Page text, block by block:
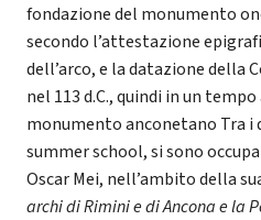
fondazione del monumento
secondo l’attestazione
dell’arco, e la datazione della
nel 113 d.C., quindi in un
monumento anconetano Tra
summer school, si sono
Oscar Mei, nell’ambito della
archi di Rimini e di Ancona e la